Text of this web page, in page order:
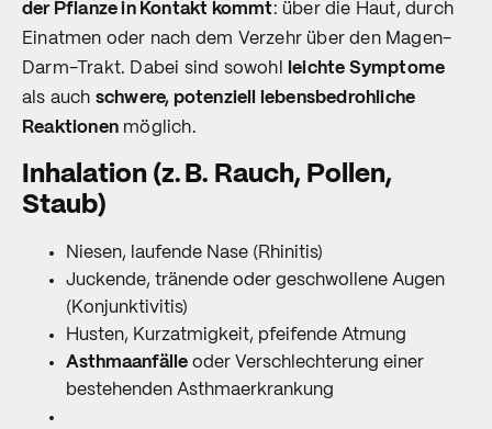
der Pflanze in Kontakt kommt: über die Haut, durch
Einatmen oder nach dem Verzehr über den Magen-
Darm-Trakt. Dabei sind sowohl
leichte Symptome
als auch schwere, potenziell lebensbedrohliche
Reaktionen möglich.
Inhalation (z. B. Rauch, Pollen,
Staub)
Niesen, laufende Nase (Rhinitis)
Juckende, tränende oder geschwollene Augen
(Konjunktivitis)
Husten, Kurzatmigkeit, pfeifende Atmung
Asthmaanfälle oder Verschlechterung einer
bestehenden Asthmaerkrankung